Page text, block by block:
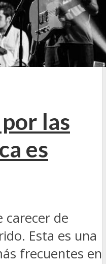
las
es
carecer de
Esta es una
frecuentes en